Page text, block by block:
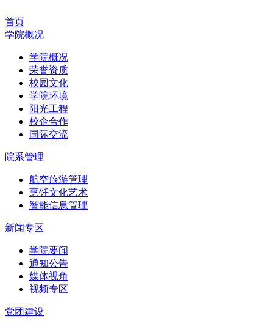
首页
学院概况
学院概况
荣誉资质
校园文化
学院环境
阳光工程
校企合作
国际交流
院系管理
航空旅游管理
烹饪文化艺术
智能信息管理
新闻专区
学院要闻
通知公告
媒体视角
视频专区
党团建设